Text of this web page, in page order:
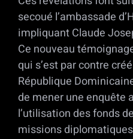
secoué l’ambassade
impliquant Claude
Ce nouveau
qui s’est par contre
République
de mener une enquête
l’utilisation des fonds
missions